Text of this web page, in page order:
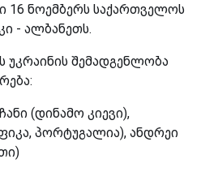
16 ნოემბერს საქართველოს
- ალბანეთს.
უკრაინის შემადგენლობა
(დინამო კიევი),
პორტუგალია), ანდრეი